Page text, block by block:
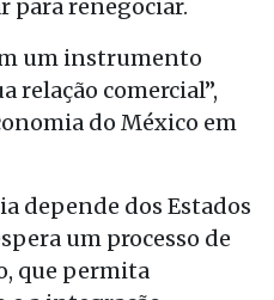
para renegociar.
um instrumento
relação comercial”,
do México em
depende dos Estados
um processo de
que permita